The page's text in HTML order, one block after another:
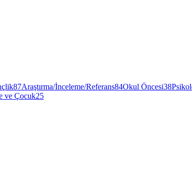
87Araştırma/İnceleme/Referans84Okul Öncesi38
ve Çocuk25